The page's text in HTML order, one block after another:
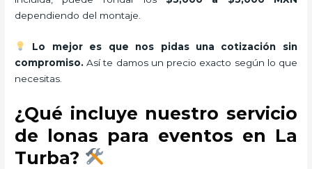
dependiendo del montaje.
Lo mejor es que nos pidas una cotización sin
compromiso. Así te damos un precio exacto según lo que
necesitas.
¿Qué incluye nuestro servicio
de lonas para eventos en La
Turba?